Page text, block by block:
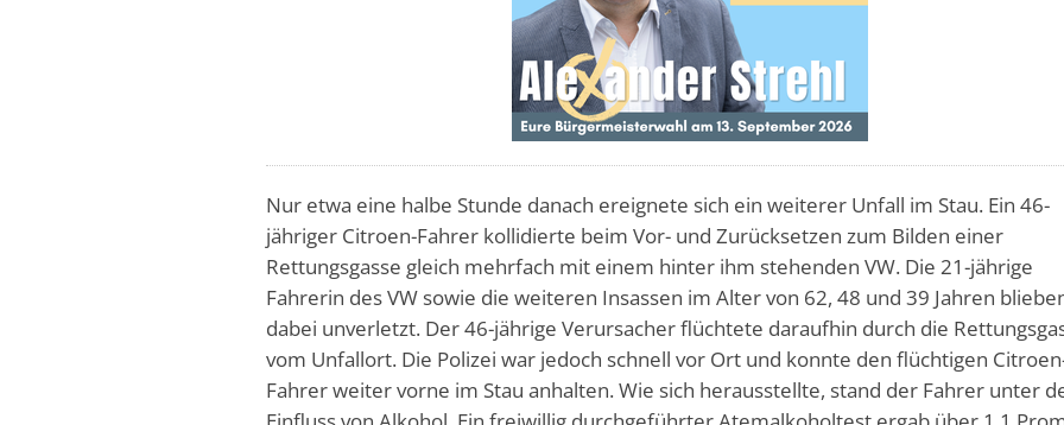
Nur etwa eine halbe Stunde danach ereignete sich ein weiterer Unfall im Stau. Ein 46-
jähriger Citroen-Fahrer kollidierte beim Vor- und Zurücksetzen zum Bilden einer
Rettungsgasse gleich mehrfach mit einem hinter ihm stehenden VW. Die 21-jährige
Fahrerin des VW sowie die weiteren Insassen im Alter von 62, 48 und 39 Jahren
dabei unverletzt. Der 46-jährige Verursacher flüchtete daraufhin durch die
vom Unfallort. Die Polizei war jedoch schnell vor Ort und konnte den flüchtigen
Fahrer weiter vorne im Stau anhalten. Wie sich herausstellte, stand der Fahrer unter